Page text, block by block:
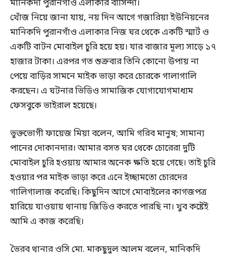
মানিকদী পুরানগাঁও এলাকার বাসিন্দা।
খোঁজ নিয়ে জানা যায়, নয় দিন আগে গজারিয়া ইউনিয়নের
মানিকদি পুরানগাঁও এলাকার নিজ ঘর থেকে একটি স্মার্ট ও
একটি বাটন মোবাইল চুরি হয়ে হয়। যার বাজার মূল্য সাড়ে ১৭
হাজার টাকা। এরপর গত শুক্রবার তিনি কোনো উপায় না
পেয়ে বাড়ির সামনে মাইক ভাড়া করে চোরকে গালাগালি
করছেন। এ ঘটনার ভিডিও সামাজিক যোগাযোগমাধ্যম
ফেসবুকে ভাইরাল হয়েছে।
ভুক্তভোগী ফায়েজ মিয়া বলেন, আমি গরিব মানুষ; সামান্য
পানের দোকানদার। আমার বসত ঘর থেকে চোরেরা দুটি
মোবাইল চুরি হওয়ায় আমার অনেক ক্ষতি হয়ে গেছে। তাই চুরি
হওয়ার পর মাইক ভাড়া করে এনে ইচ্ছামতো চোরদের
গালিগালাজ করেছি। কিছুদিন আগে মোবাইলের কাগজপত্র
হারিয়ে যাওয়ায় থানায় জিডিও করতে পারছি না। খুব কষ্টেই
আমি এ কাজ করেছি।
ভৈরব থানার ওসি মো. মাকছুদুল আলম বলেন, মানিকদি